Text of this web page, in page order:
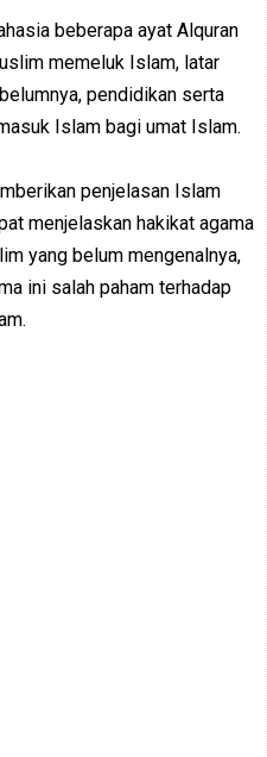
beberapa ayat Alquran
memeluk Islam, latar
pendidikan serta
Islam bagi umat Islam.
penjelasan Islam
menjelaskan hakikat agama
yang belum mengenalnya,
ini salah paham terhadap